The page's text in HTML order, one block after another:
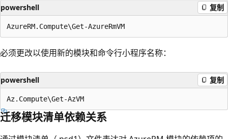
powershell 复制
必须更改以使用新的模块和命令行小程序名称：
powershell 复制
迁移模块清单依赖关系